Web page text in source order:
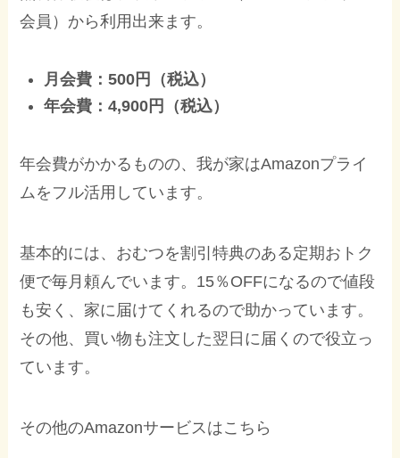
会員）から利用出来ます。
月会費：500円（税込）
年会費：4,900円（税込）
年会費がかかるものの、我が家はAmazonプライ
ムをフル活用しています。
基本的には、おむつを割引特典のある定期おトク
便で毎月頼んでいます。15％OFFになるので値段
も安く、家に届けてくれるので助かっています。
その他、買い物も注文した翌日に届くので役立っ
ています。
その他のAmazonサービスはこちら